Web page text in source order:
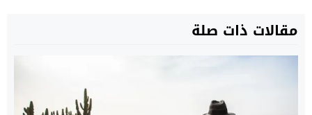
مقالات ذات صلة